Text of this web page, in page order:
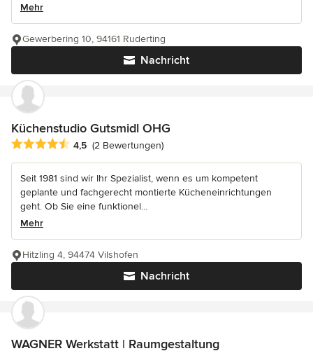
Mehr
Nachricht
Gewerbering 10, 94161 Ruderting
Küchenstudio Gutsmidl OHG
Durchschnittliche Bewertung: 4.5 von 5 Sternen
4,5 (2 Bewertungen)
Seit 1981 sind wir Ihr Spezialist, wenn es um kompetent
geplante und fachgerecht montierte Kücheneinrichtungen
geht. Ob Sie eine funktionel...
Mehr
Nachricht
Hitzling 4, 94474 Vilshofen
WAGNER Werkstatt | Raumgestaltung